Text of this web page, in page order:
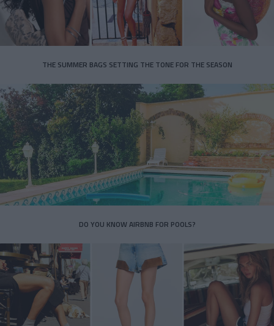
THE SUMMER BAGS SETTING THE TONE FOR THE SEASON
DO YOU KNOW AIRBNB FOR POOLS?